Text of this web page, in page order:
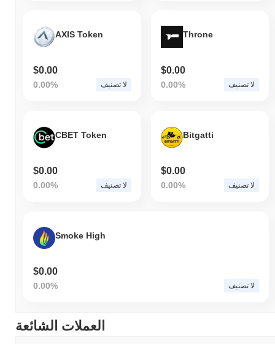
AXIS Token
$0.00
0.00% لا تصنيف
Throne
$0.00
0.00% لا تصنيف
CBET Token
$0.00
0.00% لا تصنيف
Bitgatti
$0.00
0.00% لا تصنيف
Smoke High
$0.00
0.00% لا تصنيف
العملات الشائعة